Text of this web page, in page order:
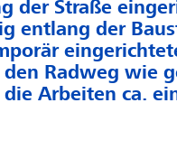
der Straße
entlang der
den Radweg wie
Arbeiten ca.